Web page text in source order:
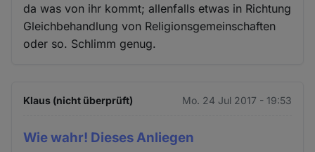
da was von ihr kommt; allenfalls etwas in Richtung
Gleichbehandlung von Religionsgemeinschaften
oder so. Schlimm genug.
Klaus (nicht überprüft) Mo. 24 Jul 2017 - 19:53
Wie wahr! Dieses Anliegen